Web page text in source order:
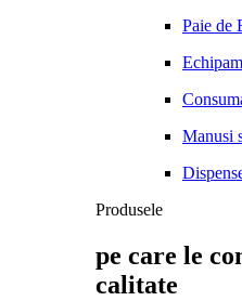
Paie de
Manusi
Produsele
pe care le
calitate